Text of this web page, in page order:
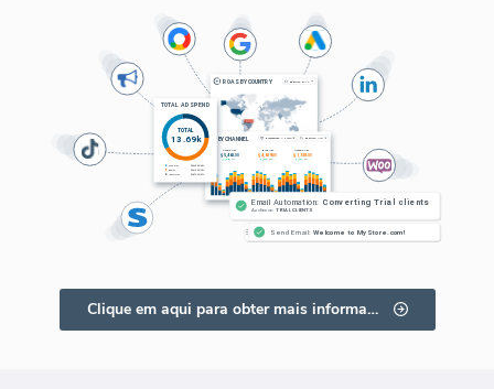
Clique em aqui para obter mais informações